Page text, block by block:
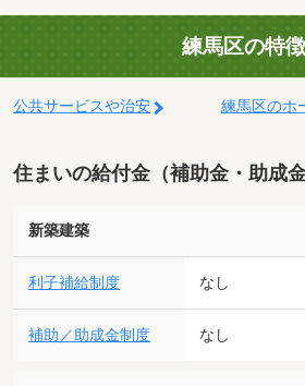
練馬区の特徴
公共サービスや治安 練馬区のホ
住まいの給付金（補助金・助成金
新築建築
利子補給制度 なし
補助／助成金制度 なし